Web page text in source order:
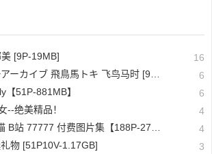
[9P-19MB] 16
カイブ 飛鳥馬トキ 飞鸟马时 [91P-96MB] 6
【51P-881MB】 6
--绝美精品！ 4
站 77777 付费图片集【188P-275MB】 4
物 [51P10V-1.17GB] 3